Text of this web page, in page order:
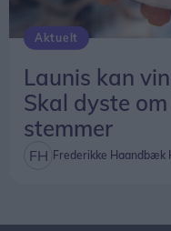
Aktuelt
Launis kan
Skal dyste
stemmer
Frederikke Haandbæk